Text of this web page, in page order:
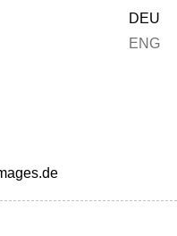
DEU
ENG